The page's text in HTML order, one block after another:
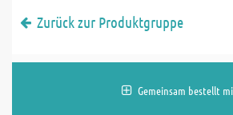
Zurück zur Produktgruppe
Gemeinsam bestellt